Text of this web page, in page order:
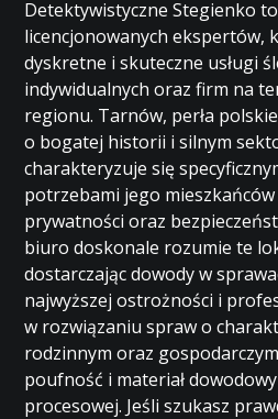
Detektywistyczne Stegienko to
licencjonowanych ekspertów,
dyskretne i skuteczne usługi
indywidualnych oraz firm na
regionu. Tarnów, perła
o bogatej historii i silnym
charakteryzuje się
potrzebami jego
prywatności oraz
biuro doskonale rozumie te
dostarczając dowody w
najwyższej ostrożności i
w rozwiązaniu spraw o
rodzinnym oraz
poufność i materiał
procesowej. Jeśli szukasz